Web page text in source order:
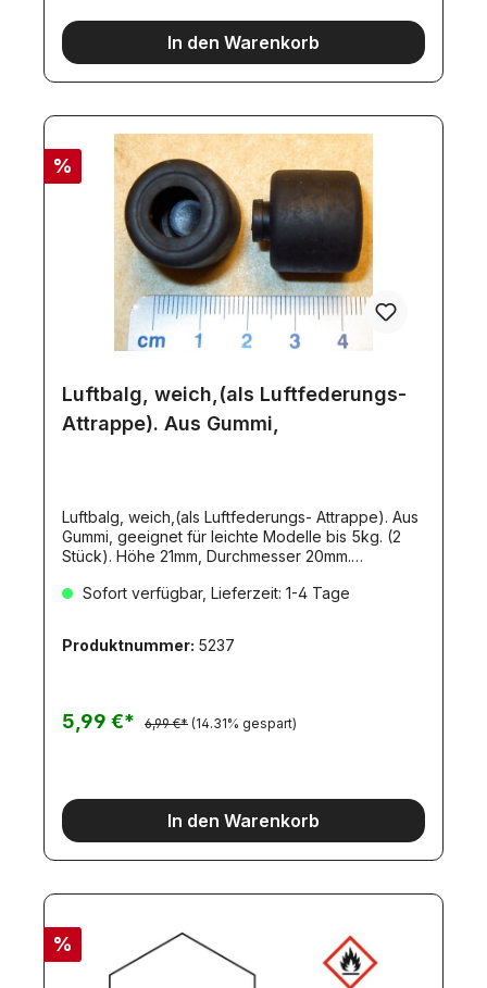
In den Warenkorb
%
Luftbalg, weich,(als Luftfederungs-
Attrappe). Aus Gummi,
Luftbalg, weich,(als Luftfederungs- Attrappe). Aus
Gummi, geeignet für leichte Modelle bis 5kg. (2
Stück). Höhe 21mm, Durchmesser 20mm.
Sofort verfügbar, Lieferzeit: 1-4 Tage
Produktnummer: 5237
5,99 €* 6,99 €* (14.31% gespart)
In den Warenkorb
%